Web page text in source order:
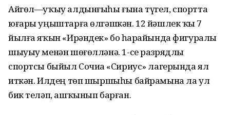
Айгөл—уҡыу алдынғыһы ғына түгел, спортта
юғары уңыштарға өлгәшкән. 12 йәшлек ҡыҙ 7
йылға яҡын «Ирәндек» боҙ һарайында фигуралы
шыуыу менән шөғөлләнә. 1-се разрядлы
спортсы быйыл Сочиҙа «Сириус» лагерында ял
иткән. Илдең төп шыршыһы байрамына ла ул
бик теләп, ашҡынып барған.